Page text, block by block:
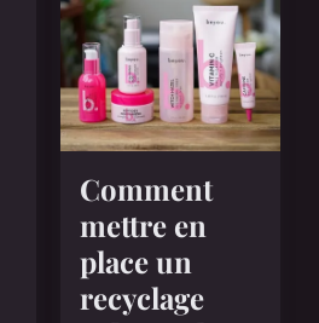
Comment
mettre en
place un
recyclage